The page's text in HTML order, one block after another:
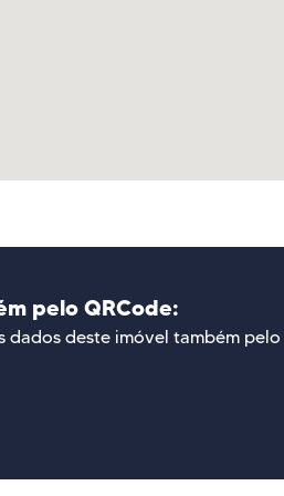
pelo QRCode:
deste imóvel também pelo